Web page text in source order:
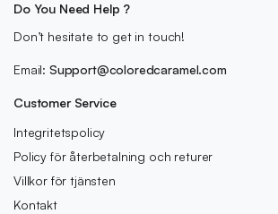
Do You Need Help ?
Don’t hesitate to get in touch!
Email: Support@coloredcaramel.com
Customer Service
Integritetspolicy
Policy för återbetalning och returer
Villkor för tjänsten
Kontakt